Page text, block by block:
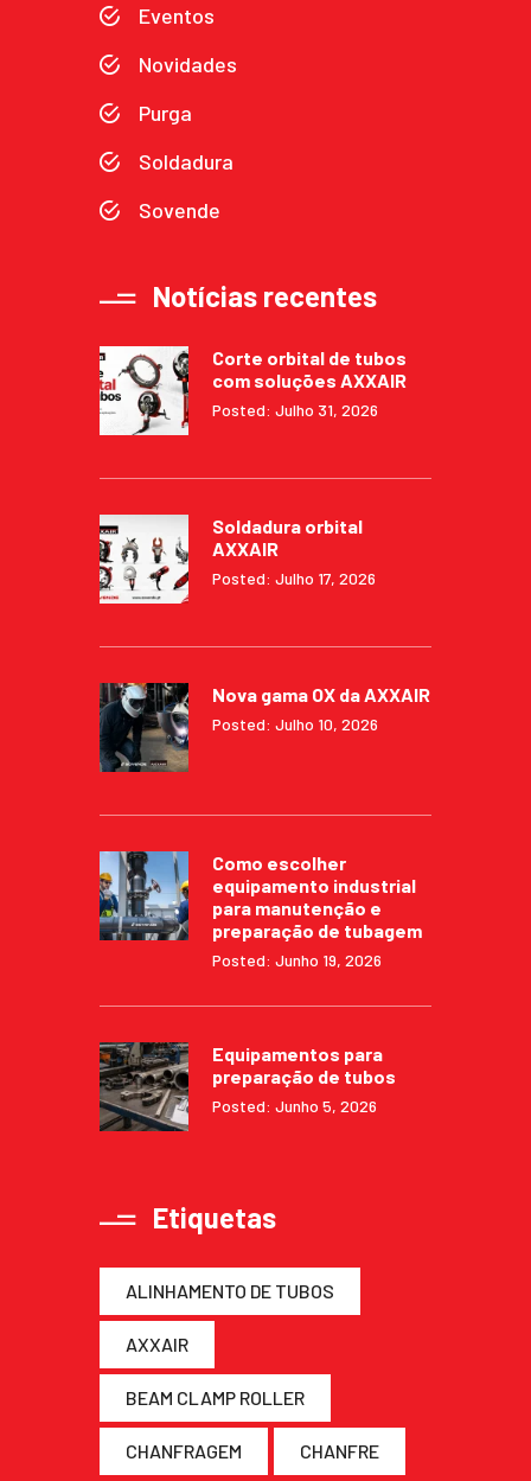
Eventos
Novidades
Purga
Soldadura
Sovende
Notícias recentes
Corte orbital de tubos
com soluções AXXAIR
Posted: Julho 31, 2026
Soldadura orbital
AXXAIR
Posted: Julho 17, 2026
Nova gama OX da AXXAIR
Posted: Julho 10, 2026
Como escolher
equipamento industrial
para manutenção e
preparação de tubagem
Posted: Junho 19, 2026
Equipamentos para
preparação de tubos
Posted: Junho 5, 2026
Etiquetas
ALINHAMENTO DE TUBOS
AXXAIR
BEAM CLAMP ROLLER
CHANFRAGEM CHANFRE